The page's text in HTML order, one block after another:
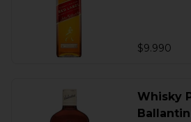
$9.990
Whisky